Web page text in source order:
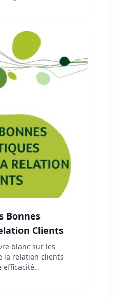
Bonnes
Clients
blanc sur les
la relation clients
efficacité